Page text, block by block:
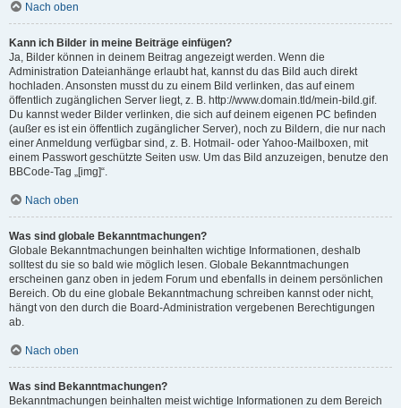
Nach oben
Kann ich Bilder in meine Beiträge einfügen?
Ja, Bilder können in deinem Beitrag angezeigt werden. Wenn die
Administration Dateianhänge erlaubt hat, kannst du das Bild auch direkt
hochladen. Ansonsten musst du zu einem Bild verlinken, das auf einem
öffentlich zugänglichen Server liegt, z. B. http://www.domain.tld/mein-bild.gif.
Du kannst weder Bilder verlinken, die sich auf deinem eigenen PC befinden
(außer es ist ein öffentlich zugänglicher Server), noch zu Bildern, die nur nach
einer Anmeldung verfügbar sind, z. B. Hotmail- oder Yahoo-Mailboxen, mit
einem Passwort geschützte Seiten usw. Um das Bild anzuzeigen, benutze den
BBCode-Tag „[img]“.
Nach oben
Was sind globale Bekanntmachungen?
Globale Bekanntmachungen beinhalten wichtige Informationen, deshalb
solltest du sie so bald wie möglich lesen. Globale Bekanntmachungen
erscheinen ganz oben in jedem Forum und ebenfalls in deinem persönlichen
Bereich. Ob du eine globale Bekanntmachung schreiben kannst oder nicht,
hängt von den durch die Board-Administration vergebenen Berechtigungen
ab.
Nach oben
Was sind Bekanntmachungen?
Bekanntmachungen beinhalten meist wichtige Informationen zu dem Bereich